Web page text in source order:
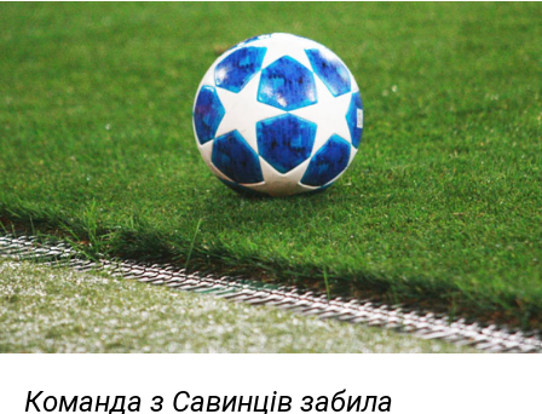
Команда з Савинців забила